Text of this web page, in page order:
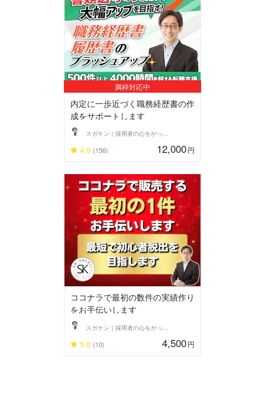
満枠対応中
内定に一歩近づく職務経歴書の作
成をサポートします
スガケン｜採用者の心をがっちり掴む転職術
4.9 (156) 12,000円
ココナラで最初の数件の実績作り
をお手伝いします
5.0 (10) 4,500円